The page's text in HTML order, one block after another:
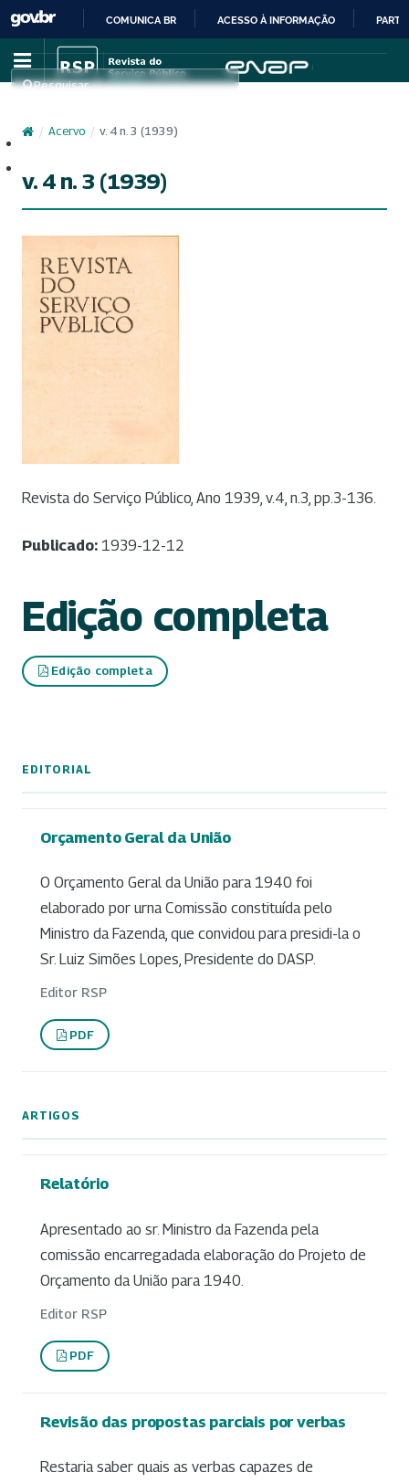
IR
PARA
COMUNICA BR ACESSO À INFORMAÇÃO
Pesquisar
/ Acervo / v. 4 n. 3 (1939)
v. 4 n. 3 (1939)
Revista do Serviço Público, Ano 1939, v.4, n.3, pp.3-136.
Publicado: 1939-12-12
Edição completa
Edição completa
EDITORIAL
Orçamento Geral da União
O Orçamento Geral da União para 1940 foi
elaborado por urna Comissão constituída pelo
Ministro da Fazenda, que convidou para presidi-la o
Sr. Luiz Simões Lopes, Presidente do DASP.
Editor RSP
PDF
ARTIGOS
Relatório
Apresentado ao sr. Ministro da Fazenda pela
comissão encarregadada elaboração do Projeto de
Orçamento da União para 1940.
Editor RSP
PDF
Revisão das propostas parciais por verbas
Restaria saber quais as verbas capazes de